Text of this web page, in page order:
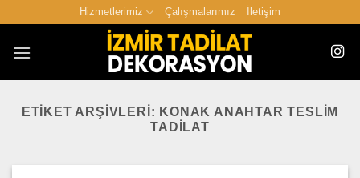
Hizmetlerimiz Çalışmalarımız İletişim
ETIKET ARŞIVLERI: KONAK ANAHTAR TESLIM
TADILAT